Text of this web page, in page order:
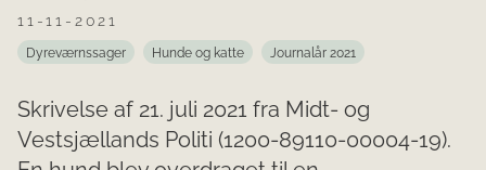
11-11-2021
Dyreværnssager Hunde og katte Journalår 2021
Skrivelse af 21. juli 2021 fra Midt- og
Vestsjællands Politi (1200-89110-00004-19).